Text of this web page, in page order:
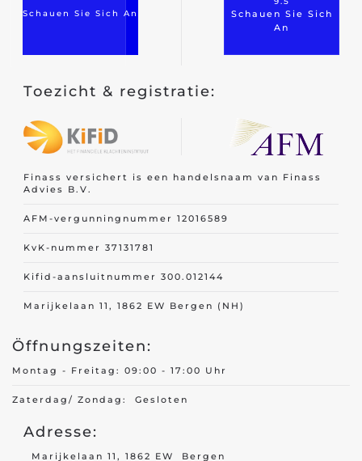
Schauen Sie Sich An
Schauen Sie Sich
An
Toezicht & registratie:
Finass versichert is een handelsnaam van Finass
Advies B.V.
AFM-vergunningnummer 12016589
KvK-nummer 37131781
Kifid-aansluitnummer 300.012144
Marijkelaan 11, 1862 EW Bergen (NH)
Öffnungszeiten:
Montag - Freitag: 09:00 - 17:00 Uhr
Zaterdag/ Zondag: Gesloten
Adresse:
Marijkelaan 11, 1862 EW Bergen